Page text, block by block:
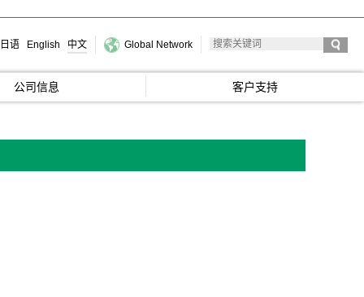
日语 English 中文 Global Network
公司信息 客户支持